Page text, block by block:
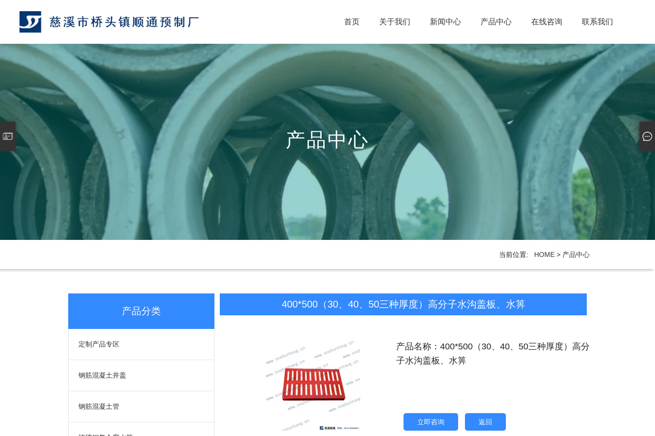
首页 关于我们 新闻中心 产品中心 在线咨询 联系我们
产品中心
当前位置: HOME> 产品中心
产品分类
定制产品专区
钢筋混凝土井盖
钢筋混凝土管
400*500（30、40、50三种厚度）高分子水沟盖板、水箅
产品名称：400*500（30、40、50三种厚度）高分
子水沟盖板、水箅
立即咨询 返回